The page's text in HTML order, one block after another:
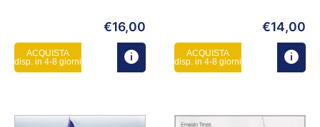
€16,00
ACQUISTA
disp. in 4-8 giorni
€14,00
ACQUISTA
disp. in 4-8 giorni